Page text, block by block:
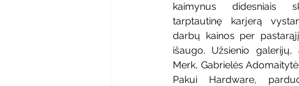
kaimynus didesniais
tarptautinę karjerą
darbų kainos per
išaugo. Užsienio galerijų,
Merk, Gabrielės
Pakui Hardware,